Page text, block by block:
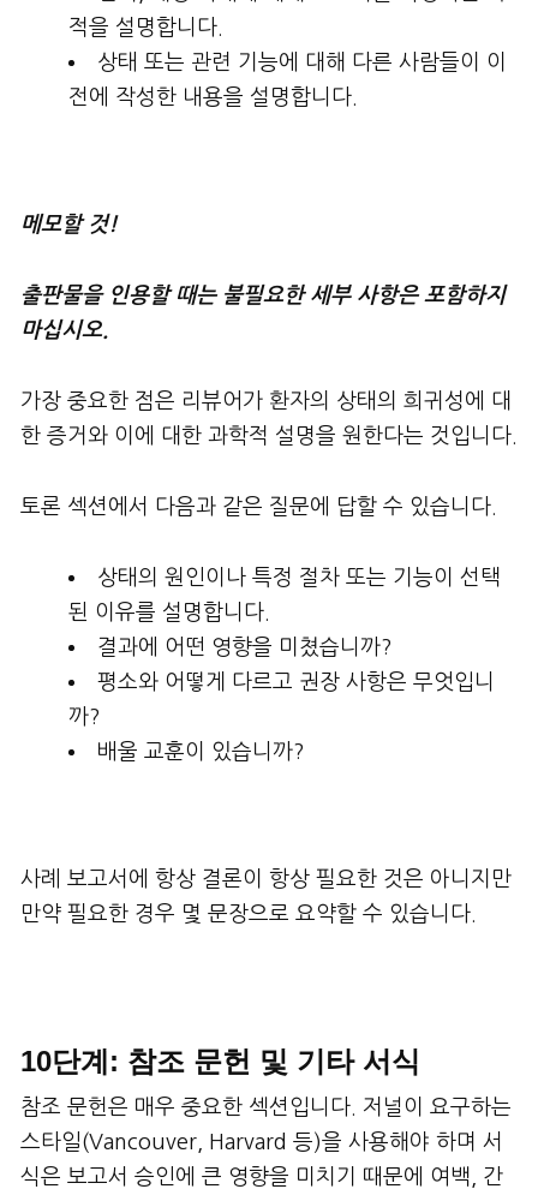
적을 설명합니다.
상태 또는 관련 기능에 대해 다른 사람들이 이
전에 작성한 내용을 설명합니다.
메모할 것!
출판물을 인용할 때는 불필요한 세부 사항은 포함하지
마십시오.
가장 중요한 점은 리뷰어가 환자의 상태의 희귀성에 대
한 증거와 이에 대한 과학적 설명을 원한다는 것입니다.
토론 섹션에서 다음과 같은 질문에 답할 수 있습니다.
상태의 원인이나 특정 절차 또는 기능이 선택
된 이유를 설명합니다.
결과에 어떤 영향을 미쳤습니까?
평소와 어떻게 다르고 권장 사항은 무엇입니
까?
배울 교훈이 있습니까?
사례 보고서에 항상 결론이 항상 필요한 것은 아니지만
만약 필요한 경우 몇 문장으로 요약할 수 있습니다.
10단계: 참조 문헌 및 기타 서식
참조 문헌은 매우 중요한 섹션입니다. 저널이 요구하는
스타일(Vancouver, Harvard 등)을 사용해야 하며 서
식은 보고서 승인에 큰 영향을 미치기 때문에 여백, 간